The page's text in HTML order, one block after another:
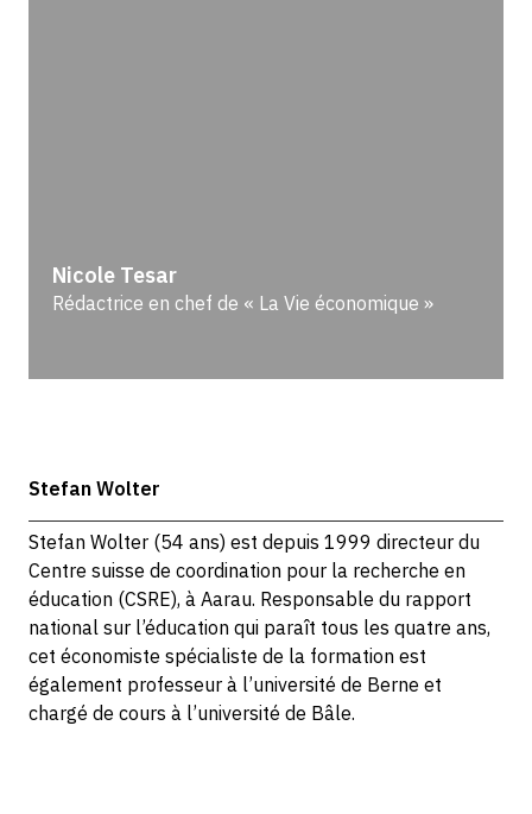
Nicole Tesar
Rédactrice en chef de « La Vie économique »
Stefan Wolter
Stefan Wolter (54 ans) est depuis 1999 directeur du
Centre suisse de coordination pour la recherche en
éducation (CSRE), à Aarau. Responsable du rapport
national sur l’éducation qui paraît tous les quatre ans,
cet économiste spécialiste de la formation est
également professeur à l’université de Berne et
chargé de cours à l’université de Bâle.